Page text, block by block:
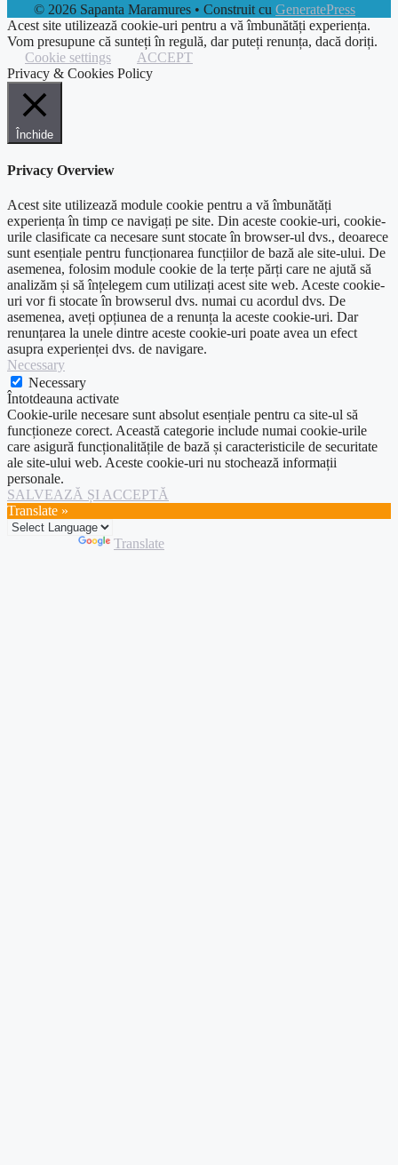
© 2026 Sapanta Maramures • Construit cu GeneratePress
Acest site utilizează cookie-uri pentru a vă îmbunătăți experiența.
Vom presupune că sunteți în regulă, dar puteți renunța, dacă doriți.
Cookie settings
ACCEPT
Privacy & Cookies Policy
Închide
Privacy Overview
Acest site utilizează module cookie pentru a vă îmbunătăți
experiența în timp ce navigați pe site. Din aceste cookie-uri, cookie-
urile clasificate ca necesare sunt stocate în browser-ul dvs., deoarece
sunt esențiale pentru funcționarea funcțiilor de bază ale site-ului. De
asemenea, folosim module cookie de la terțe părți care ne ajută să
analizăm și să înțelegem cum utilizați acest site web. Aceste cookie-
uri vor fi stocate în browserul dvs. numai cu acordul dvs. De
asemenea, aveți opțiunea de a renunța la aceste cookie-uri. Dar
renunțarea la unele dintre aceste cookie-uri poate avea un efect
asupra experienței dvs. de navigare.
Necessary
Necessary
Întotdeauna activate
Cookie-urile necesare sunt absolut esențiale pentru ca site-ul să
funcționeze corect. Această categorie include numai cookie-urile
care asigură funcționalitățile de bază și caracteristicile de securitate
ale site-ului web. Aceste cookie-uri nu stochează informații
personale.
SALVEAZĂ ȘI ACCEPTĂ
Translate »
Translate